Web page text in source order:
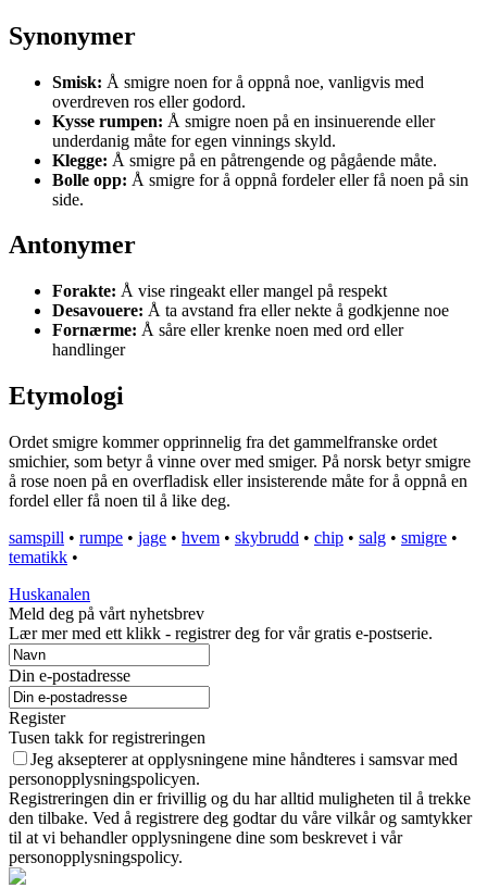
Synonymer
Smisk: Å smigre noen for å oppnå noe, vanligvis med
overdreven ros eller godord.
Kysse rumpen: Å smigre noen på en insinuerende eller
underdanig måte for egen vinnings skyld.
Klegge: Å smigre på en påtrengende og pågående måte.
Bolle opp: Å smigre for å oppnå fordeler eller få noen på sin
side.
Antonymer
Forakte: Å vise ringeakt eller mangel på respekt
Desavouere: Å ta avstand fra eller nekte å godkjenne noe
Fornærme: Å såre eller krenke noen med ord eller
handlinger
Etymologi
Ordet smigre kommer opprinnelig fra det gammelfranske ordet
smichier, som betyr å vinne over med smiger. På norsk betyr smigre
å rose noen på en overfladisk eller insisterende måte for å oppnå en
fordel eller få noen til å like deg.
samspill • rumpe • jage • hvem • skybrudd • chip • salg • smigre •
tematikk •
Huskanalen
Meld deg på vårt nyhetsbrev
Lær mer med ett klikk - registrer deg for vår gratis e-postserie.
Din e-postadresse
Register
Tusen takk for registreringen
Jeg aksepterer at opplysningene mine håndteres i samsvar med
personopplysningspolicyen.
Registreringen din er frivillig og du har alltid muligheten til å trekke
den tilbake. Ved å registrere deg godtar du våre vilkår og samtykker
til at vi behandler opplysningene dine som beskrevet i vår
personopplysningspolicy.